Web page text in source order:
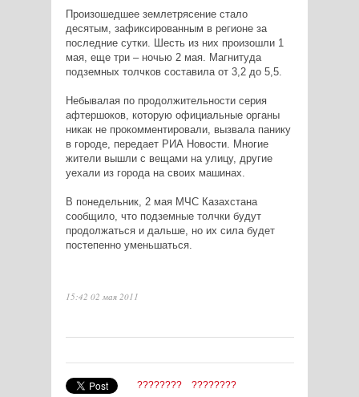
Произошедшее землетрясение стало
десятым, зафиксированным в регионе за
последние сутки. Шесть из них произошли 1
мая, еще три – ночью 2 мая. Магнитуда
подземных толчков составила от 3,2 до 5,5.
Небывалая по продолжительности серия
афтершоков, которую официальные органы
никак не прокомментировали, вызвала панику
в городе, передает РИА Новости. Многие
жители вышли с вещами на улицу, другие
уехали из города на своих машинах.
В понедельник, 2 мая МЧС Казахстана
сообщило, что подземные толчки будут
продолжаться и дальше, но их сила будет
постепенно уменьшаться.
15:42 02 мая 2011
???????? ????????